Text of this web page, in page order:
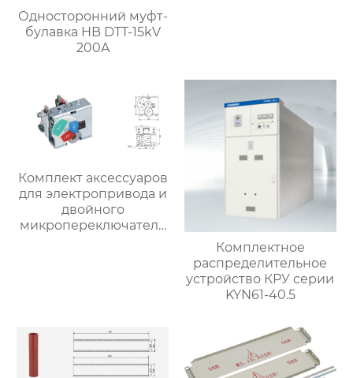
Односторонний муфт-
булавка HB DTT-15kV
200A
Комплект аксессуаров
для электропривода и
двойного
микропереключателя
Комплектное
распределительное
устройство КРУ серии
KYN61-40.5